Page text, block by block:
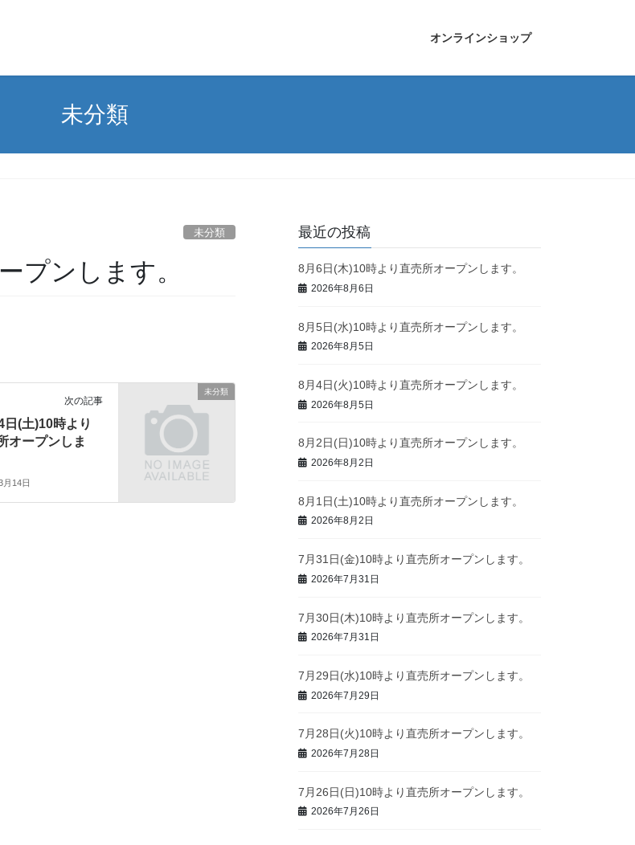
オンラインショップ
未分類
未分類
プンします。
未分類
次の記事
日(土)10時より
オープンしま
月14日
最近の投稿
8月6日(木)10時より直売所オープンします。
2026年8月6日
8月5日(水)10時より直売所オープンします。
2026年8月5日
8月4日(火)10時より直売所オープンします。
2026年8月5日
8月2日(日)10時より直売所オープンします。
2026年8月2日
8月1日(土)10時より直売所オープンします。
2026年8月2日
7月31日(金)10時より直売所オープンします。
2026年7月31日
7月30日(木)10時より直売所オープンします。
2026年7月31日
7月29日(水)10時より直売所オープンします。
2026年7月29日
7月28日(火)10時より直売所オープンします。
2026年7月28日
7月26日(日)10時より直売所オープンします。
2026年7月26日